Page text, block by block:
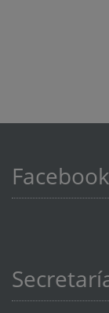
Facebook